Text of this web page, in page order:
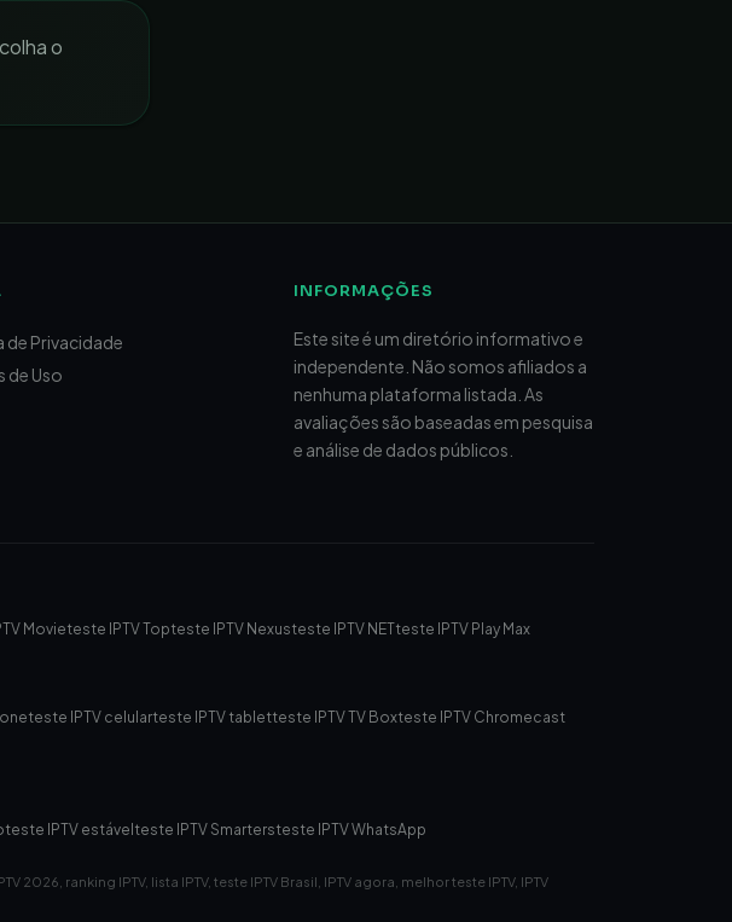
o
de Privacidade
de Uso
INFORMAÇÕES
Este site é um diretório informativo e
independente. Não somos afiliados a
nenhuma plataforma listada. As
avaliações são baseadas em pesquisa
e análise de dados públicos.
Movieteste IPTV Topteste IPTV Nexusteste IPTV NETteste IPTV Play Max
teste IPTV celularteste IPTV tabletteste IPTV TV Boxteste IPTV Chromecast
teste IPTV estável teste IPTV Smartersteste IPTV WhatsApp
2026, ranking IPTV, lista IPTV, teste IPTV Brasil, IPTV agora, melhor teste IPTV, IPTV